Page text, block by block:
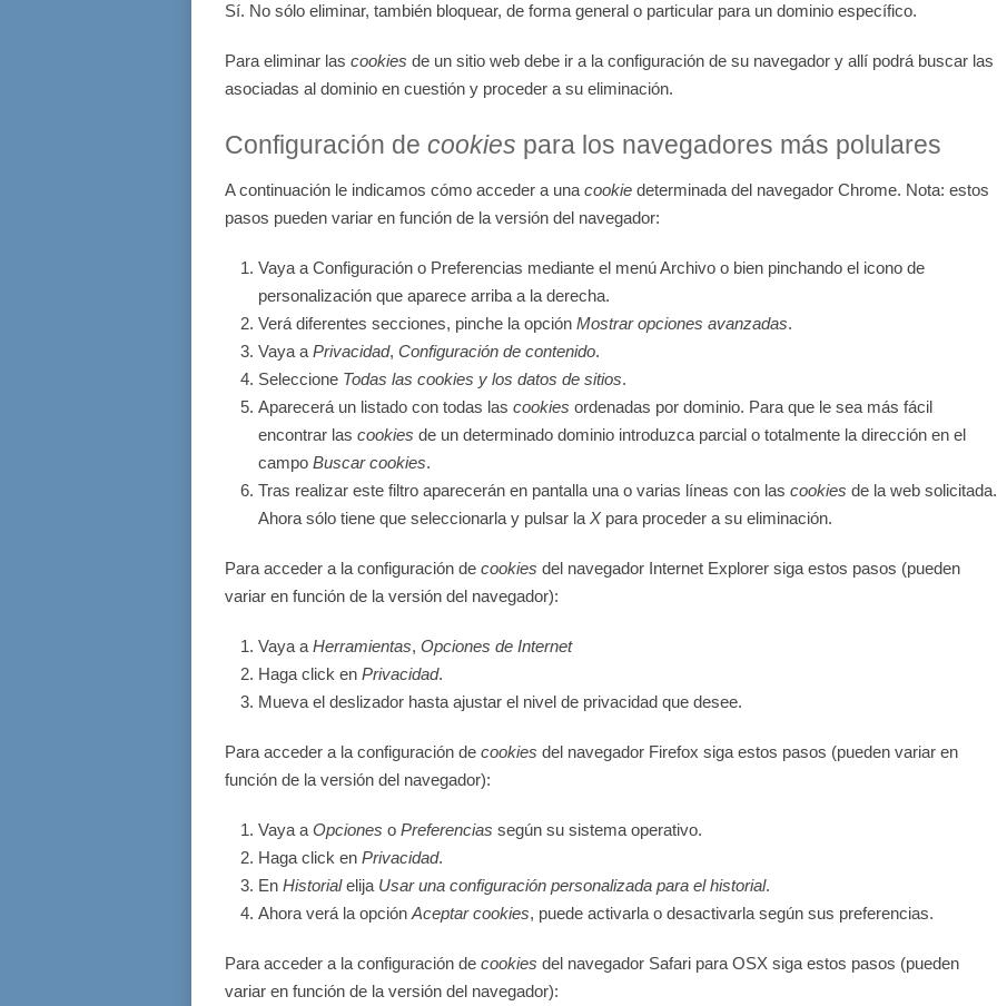
Sí. No sólo eliminar, también bloquear, de forma general o particular para un dominio específico.
Para eliminar las cookies de un sitio web debe ir a la configuración de su navegador y allí podrá buscar las
asociadas al dominio en cuestión y proceder a su eliminación.
Configuración de cookies para los navegadores más polulares
A continuación le indicamos cómo acceder a una cookie determinada del navegador Chrome. Nota: estos
pasos pueden variar en función de la versión del navegador:
Vaya a Configuración o Preferencias mediante el menú Archivo o bien pinchando el icono de
personalización que aparece arriba a la derecha.
Verá diferentes secciones, pinche la opción Mostrar opciones avanzadas.
Vaya a Privacidad, Configuración de contenido.
Seleccione Todas las cookies y los datos de sitios.
Aparecerá un listado con todas las cookies ordenadas por dominio. Para que le sea más fácil
encontrar las cookies de un determinado dominio introduzca parcial o totalmente la dirección en el
campo Buscar cookies.
Tras realizar este filtro aparecerán en pantalla una o varias líneas con las cookies de la web solicitada.
Ahora sólo tiene que seleccionarla y pulsar la Xpara proceder a su eliminación.
Para acceder a la configuración de cookies del navegador Internet Explorer siga estos pasos (pueden
variar en función de la versión del navegador):
Vaya a Herramientas, Opciones de Internet
Haga click en Privacidad.
Mueva el deslizador hasta ajustar el nivel de privacidad que desee.
Para acceder a la configuración de cookies del navegador Firefox siga estos pasos (pueden variar en
función de la versión del navegador):
Vaya a Opciones o Preferencias según su sistema operativo.
Haga click en Privacidad.
En Historialelija Usar una configuración personalizada para el historial.
Ahora verá la opción Aceptar cookies, puede activarla o desactivarla según sus preferencias.
Para acceder a la configuración de cookies del navegador Safari para OSX siga estos pasos (pueden
variar en función de la versión del navegador):